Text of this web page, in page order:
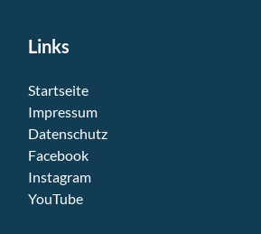
Links
Startseite
Impressum
Datenschutz
Facebook
Instagram
YouTube